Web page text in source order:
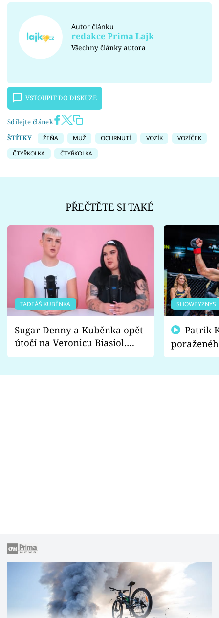
Autor článku
redakce Prima Lajk
Všechny články autora
VSTOUPIT DO DISKUZE
Sdílejte článek
ŠTÍTKY
ŽEŇA MUŽ OCHRNUTÍ VOZÍK
VOZÍČEK
ČTYŘKOLKA
ČTYŘKOLKA
PŘEČTĚTE SI TAKÉ
TADEÁŠ KUBĚNKA
Sugar Denny a Kuběnka opět
útočí na Veronicu Biasiol.
Proč je podle nich falešná a
SHOWBYZNYS
fanoušci